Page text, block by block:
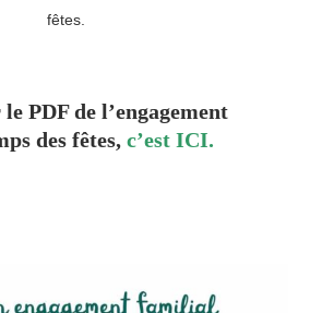
fêtes.
PDF de l’engagement
des fêtes, c’est ICI.